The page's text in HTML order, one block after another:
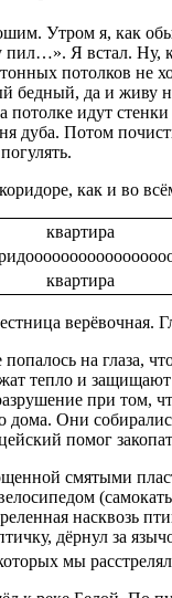
Утром я, как
Я встал. Ну,
потолков не
бедный, да и живу
потолке идут
дуба. Потом
как и во
квартира
квартира
верёвочная.
на глаза,
тепло и защищают
при том,
дома. Они
помог
смятыми
насквозь
дёрнул за
мы